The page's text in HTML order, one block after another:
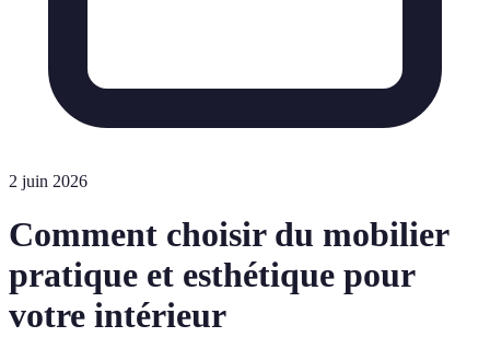
2 juin 2026
Comment choisir du mobilier
pratique et esthétique pour
votre intérieur